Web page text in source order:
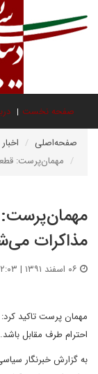
صفحه نخست
صفحه‌اصلی اخبار
مهمان‌پرست:
مذاکرات
مهمان پرست تاکید
احترام طرف مقابل باشد.
به گزارش خبرنگار